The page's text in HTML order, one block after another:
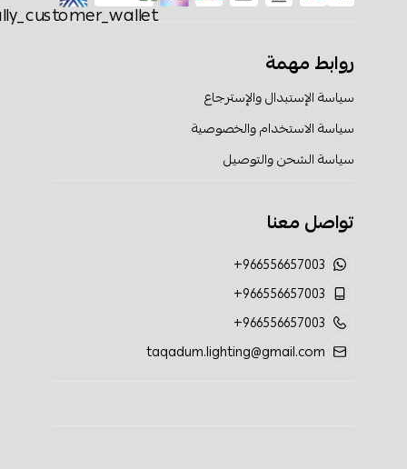
روابط مهمة
سياسة الإستبدال والإسترجاع
سياسة الاستخدام والخصوصية
سياسة الشحن والتوصيل
تواصل معنا
+966556657003
+966556657003
+966556657003
taqadum.lighting@gmail.com